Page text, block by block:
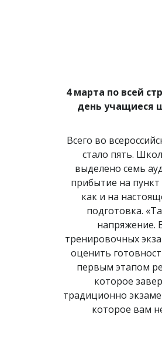
4 марта по всей
день учащиеся
Всего во
стало пять.
выделено семь
прибытие на
как и на
подготовка.
напряжение.
тренировочных
оценить
первым этапом
которое
традиционно
которое вам